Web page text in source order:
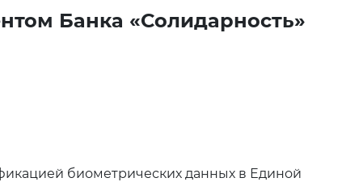
Банка «Солидарность»
биометрических данных в Единой